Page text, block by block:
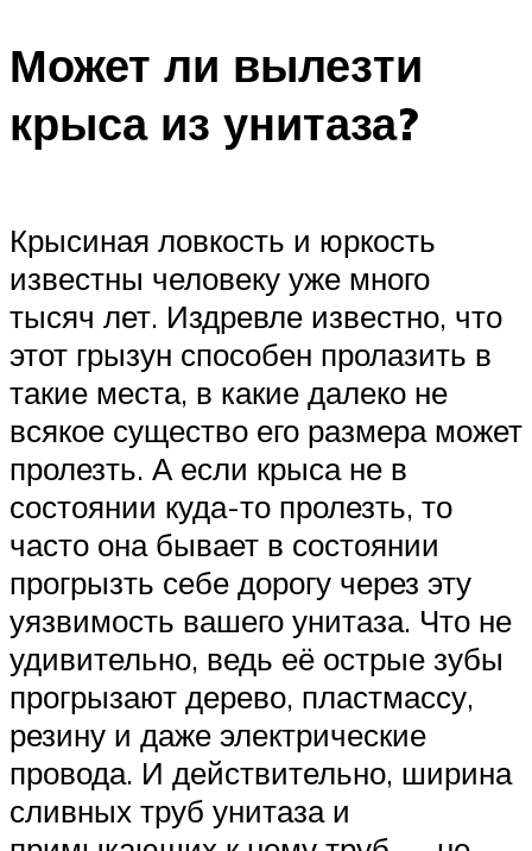
Может ли вылезти
крыса из унитаза?
Крысиная ловкость и юркость
известны человеку уже много
тысяч лет. Издревле известно, что
этот грызун способен пролазить в
такие места, в какие далеко не
всякое существо его размера может
пролезть. А если крыса не в
состоянии куда-то пролезть, то
часто она бывает в состоянии
прогрызть себе дорогу через эту
уязвимость вашего унитаза. Что не
удивительно, ведь её острые зубы
прогрызают дерево, пластмассу,
резину и даже электрические
провода. И действительно, ширина
сливных труб унитаза и